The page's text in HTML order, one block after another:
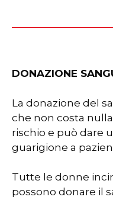
DONAZIONE
La donazione del
che non costa
rischio e può dare
guarigione a
Tutte le donne
possono donare il